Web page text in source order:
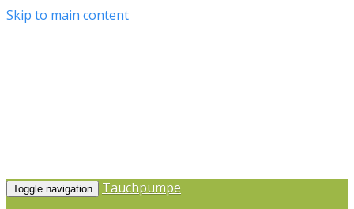
Skip to main content
Toggle navigation
Tauchpumpe